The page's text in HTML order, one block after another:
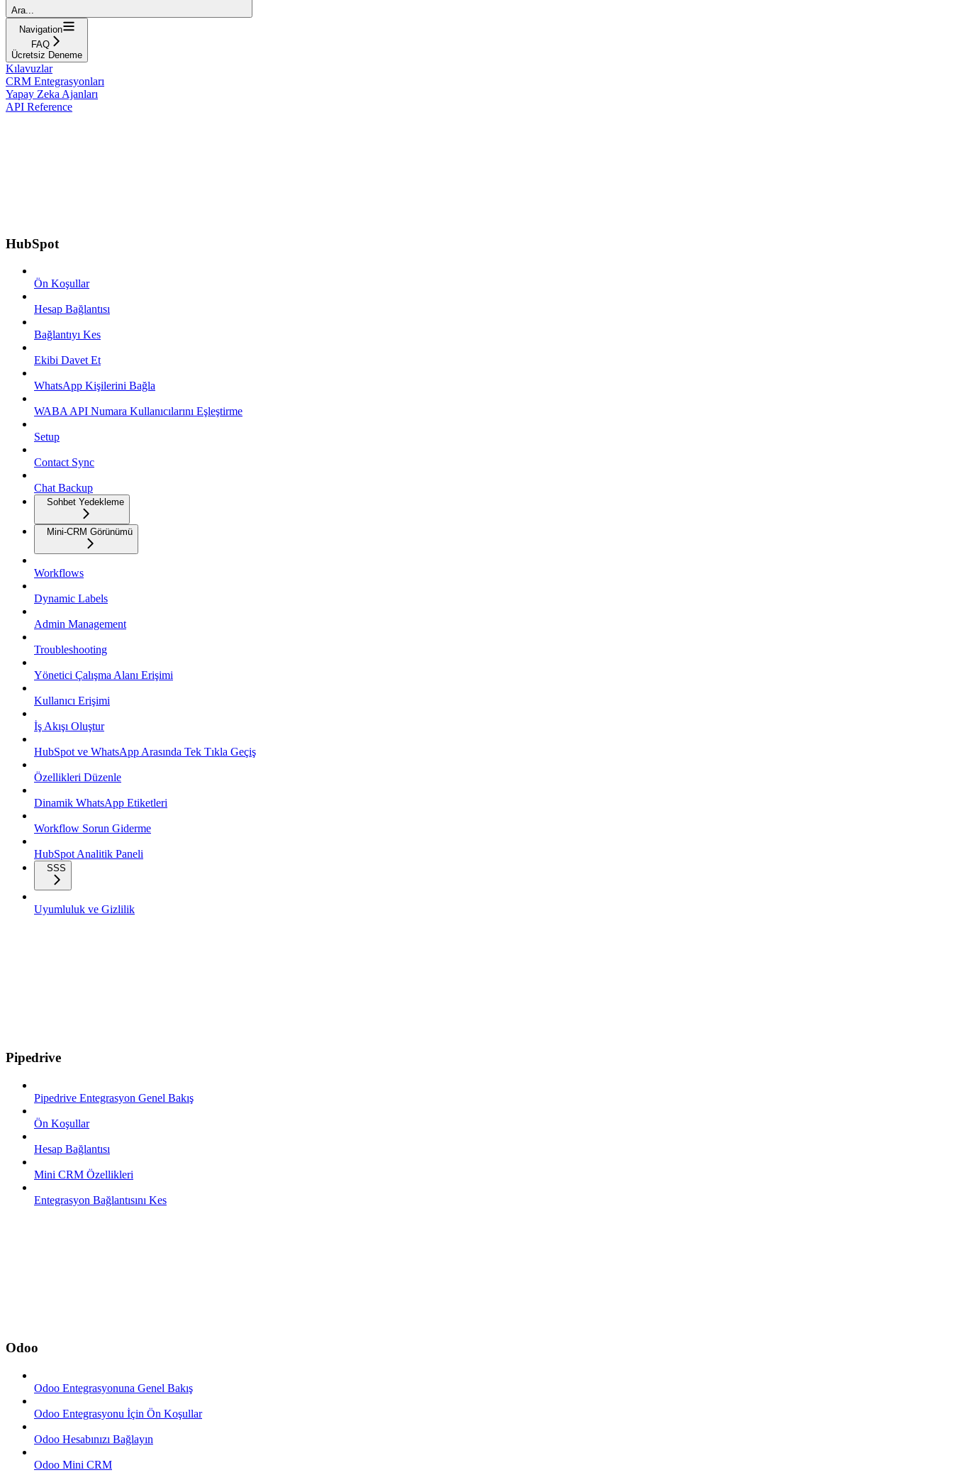
Ara...
Navigation
FAQ
Ücretsiz Deneme
Kılavuzlar
CRM Entegrasyonları
Yapay Zeka Ajanları
API Reference
HubSpot
Ön Koşullar
Hesap Bağlantısı
Bağlantıyı Kes
Ekibi Davet Et
WhatsApp Kişilerini Bağla
WABA API Numara Kullanıcılarını Eşleştirme
Setup
Contact Sync
Chat Backup
Sohbet Yedekleme
Mini-CRM Görünümü
Workflows
Dynamic Labels
Admin Management
Troubleshooting
Yönetici Çalışma Alanı Erişimi
Kullanıcı Erişimi
İş Akışı Oluştur
HubSpot ve WhatsApp Arasında Tek Tıkla Geçiş
Özellikleri Düzenle
Dinamik WhatsApp Etiketleri
Workflow Sorun Giderme
HubSpot Analitik Paneli
SSS
Uyumluluk ve Gizlilik
Pipedrive
Pipedrive Entegrasyon Genel Bakış
Ön Koşullar
Hesap Bağlantısı
Mini CRM Özellikleri
Entegrasyon Bağlantısını Kes
Odoo
Odoo Entegrasyonuna Genel Bakış
Odoo Entegrasyonu İçin Ön Koşullar
Odoo Hesabınızı Bağlayın
Odoo Mini CRM